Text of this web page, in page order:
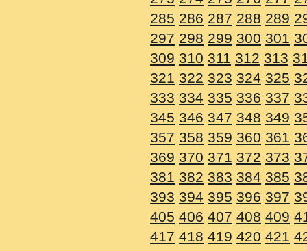
285 286 287 288 289
297 298 299 300 301
309 310 311 312 313
321 322 323 324 325
333 334 335 336 337
345 346 347 348 349
357 358 359 360 361
369 370 371 372 373
381 382 383 384 385
393 394 395 396 397
405 406 407 408 409
417 418 419 420 421